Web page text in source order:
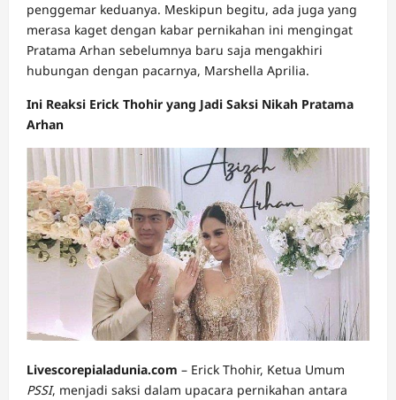
penggemar keduanya. Meskipun begitu, ada juga yang
merasa kaget dengan kabar pernikahan ini mengingat
Pratama Arhan sebelumnya baru saja mengakhiri
hubungan dengan pacarnya, Marshella Aprilia.
Ini Reaksi Erick Thohir yang Jadi Saksi Nikah Pratama
Arhan
Livescorepialadunia.com – Erick Thohir, Ketua Umum
PSSI, menjadi saksi dalam upacara pernikahan antara